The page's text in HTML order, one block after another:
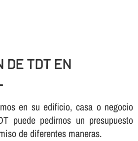
DE TDT EN
en su edificio, casa o negocio
puede pedirnos un presupuesto
de diferentes maneras.